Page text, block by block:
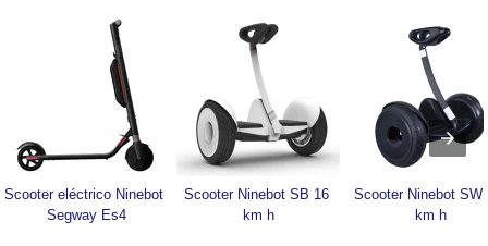
Scooter eléctrico Ninebot
Segway Es4
Scooter Ninebot SB 16
km h
Scooter Ninebot SW
km h